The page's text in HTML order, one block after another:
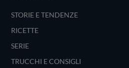
STORIE E TENDENZE
RICETTE
SERIE
TRUCCHI E CONSIGLI